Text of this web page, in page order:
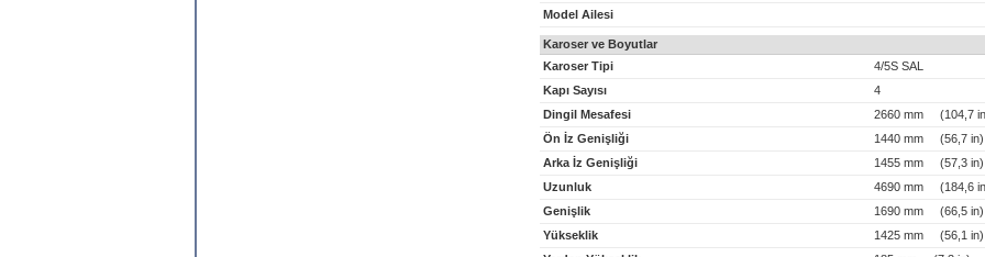
Model Ailesi
Karoser ve Boyutlar
Karoser Tipi
4/5S SAL
Kapı Sayısı
4
Dingil Mesafesi
2660 mm (104,7
Ön İz Genişliği
1440 mm (56,7 in)
Arka İz Genişliği
1455 mm (57,3 in)
Uzunluk
4690 mm (184,6
Genişlik
1690 mm (66,5 in)
Yükseklik
1425 mm (56,1 in)